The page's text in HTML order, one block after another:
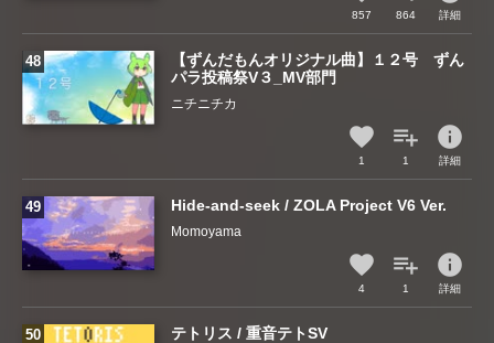
857 864 詳細
【ずんだもんオリジナル曲】１２号 ずん
パラ投稿祭V３_MV部門
ニチニチカ
1 1
info
詳細
Hide-and-seek / ZOLA Project V6 Ver.
Momoyama
4 1
info
詳細
テトリス / 重音テトSV